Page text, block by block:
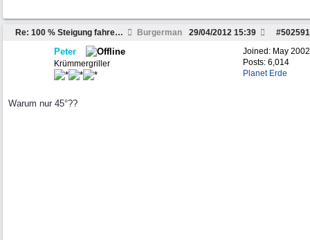
Re: 100 % Steigung fahren ? Burgerman #502591
29/04/2012 15:39
Joined: May 2002
Posts: 6,014
Planet Erde
Peter
Krümmergriller
Warum nur 45°??